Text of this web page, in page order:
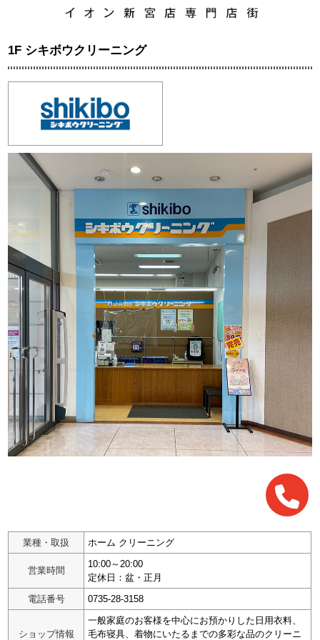
1F シキボウクリーニング
業種・取扱 ホーム クリーニング
営業時間
10:00～20:00
定休日：盆・正月
電話番号
0735-28-3158
ショップ情報
一般家庭のお客様を中心にお預かりした日用衣料、
毛布寝具、着物にいたるまでの多彩な品のクリーニ